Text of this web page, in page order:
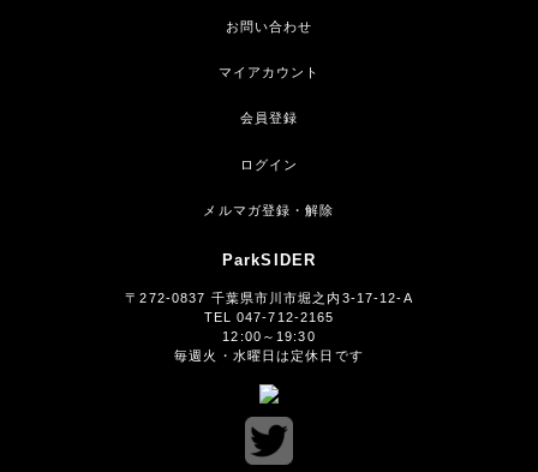
お問い合わせ
マイアカウント
会員登録
ログイン
メルマガ登録・解除
ParkSIDER
〒272-0837 千葉県市川市堀之内3-17-12-A
TEL 047-712-2165
12:00～19:30
毎週火・水曜日は定休日です